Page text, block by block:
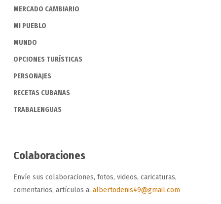
MERCADO CAMBIARIO
MI PUEBLO
MUNDO
OPCIONES TURÍSTICAS
PERSONAJES
RECETAS CUBANAS
TRABALENGUAS
Colaboraciones
Envíe sus colaboraciones, fotos, videos, caricaturas,
comentarios, artículos a: albertodenis49@gmail.com